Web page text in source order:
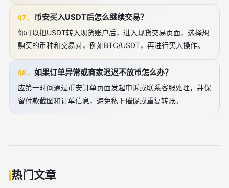
Q7. 币安买入USDT后怎么继续交易？
你可以把USDT转入现货账户后，进入现货交易页面，选择想
购买的币种和交易对，例如BTC/USDT，再进行买入操作。
Q8. 如果订单异常或商家迟迟不放币怎么办？
应第一时间通过币安订单页面发起申诉或联系客服处理，并保
留付款截图和订单信息，避免私下催促或重复转账。
热门文章